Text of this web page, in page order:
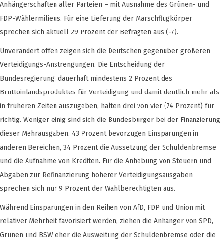
Anhängerschaften aller Parteien – mit Ausnahme des Grünen- und
FDP-Wählermilieus. Für eine Lieferung der Marschflugkörper
sprechen sich aktuell 29 Prozent der Befragten aus (-7).
Unverändert offen zeigen sich die Deutschen gegenüber größeren
Verteidigungs-Anstrengungen. Die Entscheidung der
Bundesregierung, dauerhaft mindestens 2 Prozent des
Bruttoinlandsproduktes für Verteidigung und damit deutlich mehr als
in früheren Zeiten auszugeben, halten drei von vier (74 Prozent) für
richtig. Weniger einig sind sich die Bundesbürger bei der Finanzierung
dieser Mehrausgaben. 43 Prozent bevorzugen Einsparungen in
anderen Bereichen, 34 Prozent die Aussetzung der Schuldenbremse
und die Aufnahme von Krediten. Für die Anhebung von Steuern und
Abgaben zur Refinanzierung höherer Verteidigungsausgaben
sprechen sich nur 9 Prozent der Wahlberechtigten aus.
Während Einsparungen in den Reihen von AfD, FDP und Union mit
relativer Mehrheit favorisiert werden, ziehen die Anhänger von SPD,
Grünen und BSW eher die Ausweitung der Schuldenbremse oder die